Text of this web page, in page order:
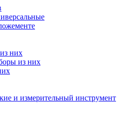
них
из них
и измерительный инструмент